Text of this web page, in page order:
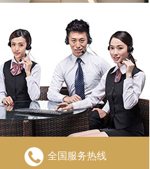
镭雕工艺浴室镜（DP321-X）
全国服务热线